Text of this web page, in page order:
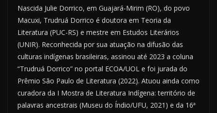
Nascida Julie Dorrico, em Guajará-Mirim (RO), do povo
Macuxi, Trudruá Dorrico é doutora em Teoria da
Literatura (PUC-RS) e mestre em Estudos Literários
(UNIR). Reconhecida por sua atuação na difusão das
culturas indígenas brasileiras, assinou até 2023 a coluna
“Trudruá Dorrico” no portal ECOA/UOL e foi jurada do
Prêmio São Paulo de Literatura (2022). Atuou ainda como
curadora da I Mostra de Literatura Indígena: território de
palavras ancestrais (Museu do Índio/UFU, 2021) e da 16ª